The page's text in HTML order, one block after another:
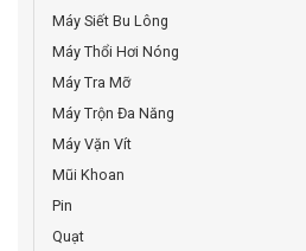
Máy Siết Bu Lông
Máy Thổi Hơi Nóng
Máy Tra Mỡ
Máy Trộn Đa Năng
Máy Vặn Vít
Mũi Khoan
Pin
Quạt